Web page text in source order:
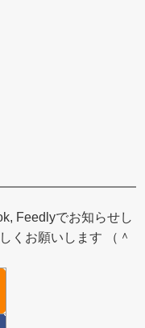
Feedlyでお知らせし
くお願いします （＾